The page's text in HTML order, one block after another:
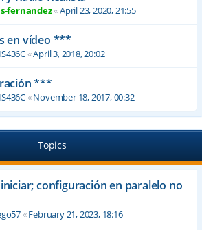
fernandez«April 23, 2020, 21:55
en vídeo ***
«April 3, 2018, 20:02
***
«November 18, 2017, 00:32
Topics
configuración en paralelo no
«February 21, 2023, 18:16